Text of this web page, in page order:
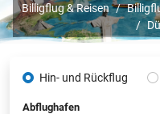
Billigflug & Reisen
Hin- und Rückflug
Abflughafen